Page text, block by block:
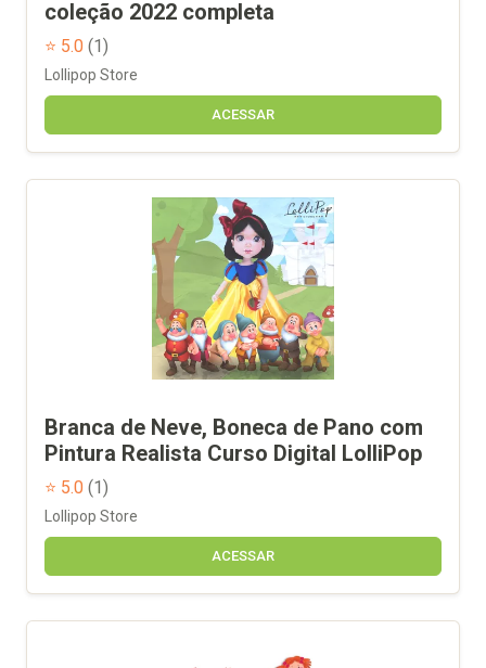
coleção 2022 completa
⭐ 5.0 (1)
Lollipop Store
ACESSAR
Branca de Neve, Boneca de Pano com
Pintura Realista Curso Digital LolliPop
⭐ 5.0 (1)
Lollipop Store
ACESSAR